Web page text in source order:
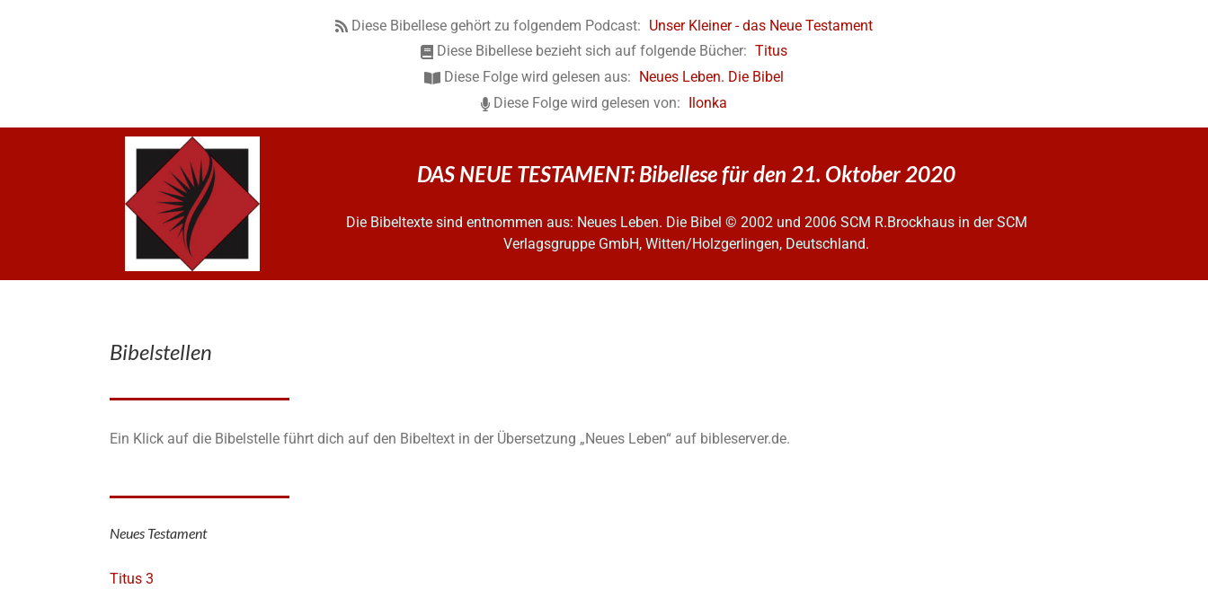
Diese Bibellese gehört zu folgendem Podcast: Unser Kleiner - das Neue Testament
Diese Bibellese bezieht sich auf folgende Bücher: Titus
Diese Folge wird gelesen aus:
Neues Leben. Die Bibel
Diese Folge wird gelesen von: Ilonka
DAS NEUE TESTAMENT: Bibellese für den 21. Oktober 2020
Die Bibeltexte sind entnommen aus: Neues Leben. Die Bibel © 2002 und 2006 SCM R.Brockhaus in der SCM
Verlagsgruppe GmbH, Witten/Holzgerlingen, Deutschland.
Bibelstellen
Ein Klick auf die Bibelstelle führt dich auf den Bibeltext in der Übersetzung „Neues Leben“ auf bibleserver.de.
Neues Testament
Titus 3